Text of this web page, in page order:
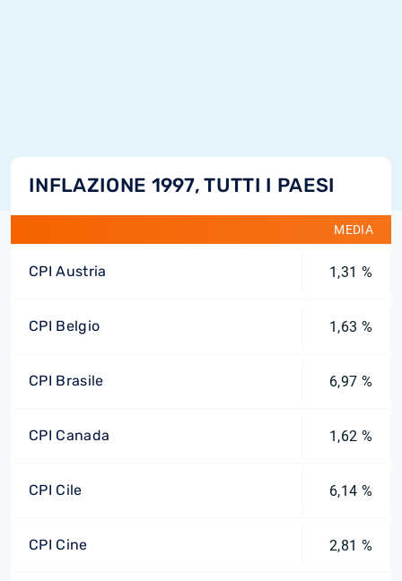
INFLAZIONE 1997, TUTTI I PAESI
MEDIA
CPI Austria 1,31 %
CPI Belgio 1,63 %
CPI Brasile 6,97 %
CPI Canada 1,62 %
CPI Cile 6,14 %
CPI Cine 2,81 %